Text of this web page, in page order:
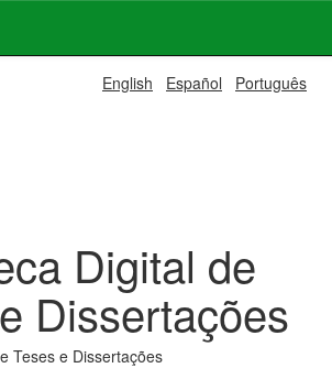
English Español Português
Digital de
Dissertações
Teses e Dissertações